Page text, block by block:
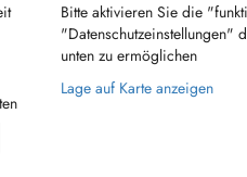
Bitte aktivieren Sie die
"Datenschutzeinstellungen"
unten zu ermöglichen
Lage auf Karte anzeigen